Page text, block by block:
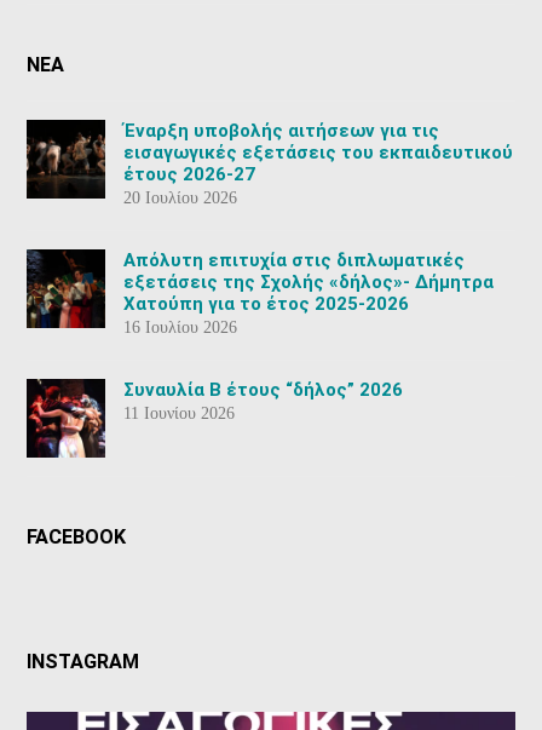
ΝΕΑ
Έναρξη υποβολής αιτήσεων για τις
εισαγωγικές εξετάσεις του εκπαιδευτικού
έτους 2026-27
20 Ιουλίου 2026
Aπόλυτη επιτυχία στις διπλωματικές
εξετάσεις της Σχολής «δήλος»- Δήμητρα
Χατούπη για το έτος 2025-2026
16 Ιουλίου 2026
Συναυλία Β έτους “δήλος” 2026
11 Ιουνίου 2026
FACEBOOK
INSTAGRAM